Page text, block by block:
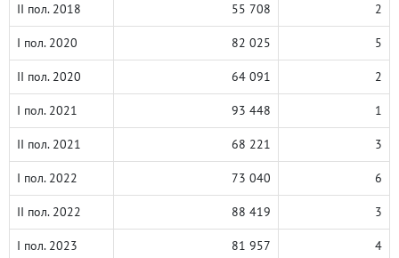
II пол. 2018 55 708 2
I пол. 2020 82 025 5
II пол. 2020 64 091 2
I пол. 2021 93 448 1
II пол. 2021 68 221 3
I пол. 2022 73 040 6
II пол. 2022 88 419 3
I пол. 2023 81 957 4